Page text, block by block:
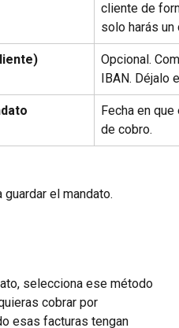
cliente de
solo harás un
Opcional.
IBAN.
Fecha en
de cobro.
guardar el mandato.
selecciona ese método
cobrar por
esas facturas tengan